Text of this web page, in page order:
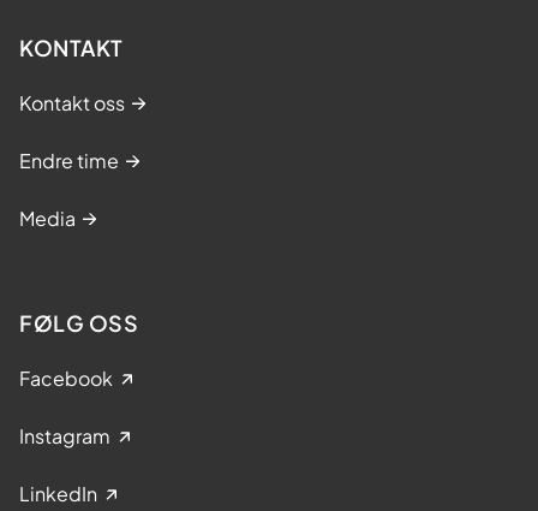
KONTAKT
Kontakt oss
Endre time
Media
FØLG OSS
Facebook
Instagram
LinkedIn